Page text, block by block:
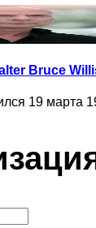
Bruce
19 марта